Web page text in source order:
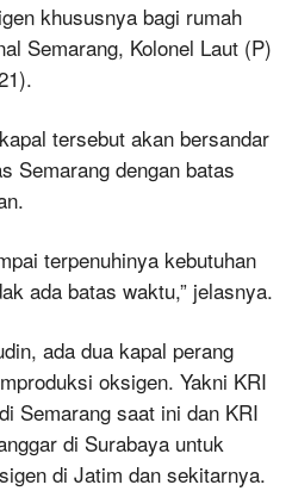
khususnya bagi rumah
Semarang, Kolonel Laut (P)
tersebut akan bersandar
Semarang dengan batas
terpenuhinya kebutuhan
ada batas waktu,” jelasnya.
ada dua kapal perang
oksigen. Yakni KRI
Semarang saat ini dan KRI
di Surabaya untuk
di Jatim dan sekitarnya.